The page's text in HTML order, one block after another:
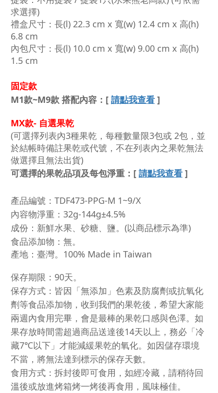
求選擇)
禮盒尺寸：長(l) 22.3 cm x 寬(w) 12.4 cm x 高(h)
6.8 cm
內包尺寸：長(l) 10.0 cm x 寬(w) 9.00 cm x 高(h)
1.5 cm
固定款
M1款~M9款 搭配內容 ： [ 請點我查看 ]
MX款- 自選果乾
(可選擇列表內3種果乾，每種數量限3包或 2包，並
於結帳時備註果乾或代號，不在列表內之果乾無法
做選擇且無法出貨)
可選擇的果乾品項及每包淨重： [ 請點我查看 ]
產品編號：TDF473-PPG-M 1~9/X
內容物淨重：32g-144g±4.5%
成份：新鮮水果、砂糖、鹽。(以商品標示為準)
食品添加物：無。
產地：臺灣。100% Made in Taiwan
保存期限：90天。
保存方式：皆因「無添加」色素及防腐劑或抗氧化
劑等食品添加物，收到我們的果乾後，希望大家能
兩週內食用完畢，會是最棒的果乾口感與色澤。如
果存放時間需超過商品送達後14天以上，務必「冷
藏7℃以下」才能減緩果乾的氧化。如因儲存環境
不當，將無法達到標示的保存天數。
食用方式：拆封後即可食用，如經冷藏，請稍待回
溫後或放進烤箱烤一烤後再食用，風味極佳。